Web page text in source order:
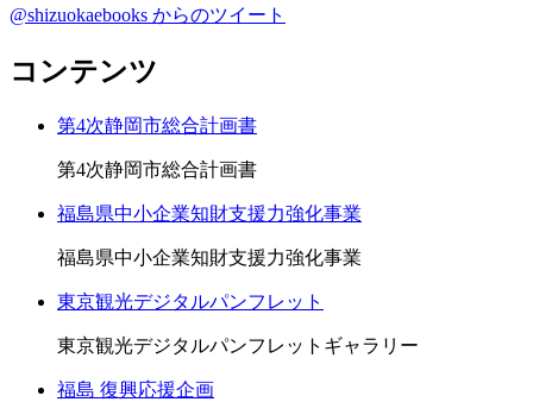
@shizuokaebooks からのツイート
コンテンツ
第4次静岡市総合計画書
第4次静岡市総合計画書
福島県中小企業知財支援力強化事業
福島県中小企業知財支援力強化事業
東京観光デジタルパンフレット
東京観光デジタルパンフレットギャラリー
福島 復興応援企画